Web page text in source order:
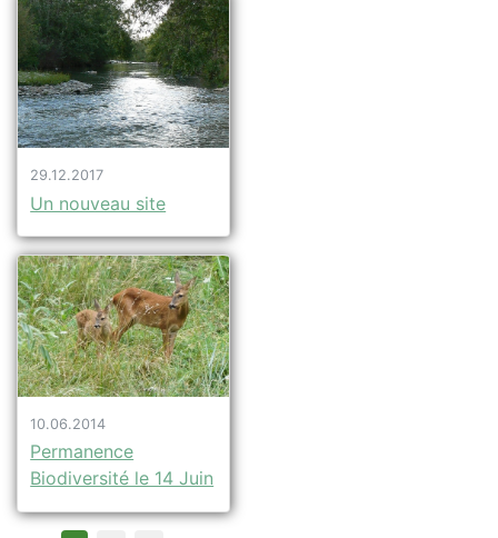
29.12.2017
Un nouveau site
10.06.2014
Permanence
Biodiversité le 14 Juin